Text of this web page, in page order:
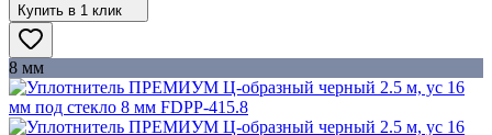
Купить в 1 клик
8 мм